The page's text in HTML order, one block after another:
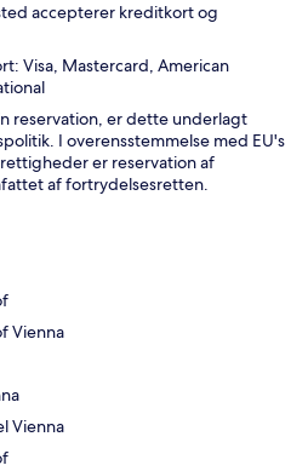
accepterer kreditkort og
Visa, Mastercard, American
reservation, er dette underlagt
I overensstemmelse med EU's
er reservation af
af fortrydelsesretten.
Vienna
Vienna